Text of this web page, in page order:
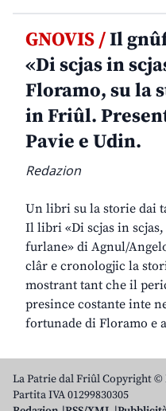
GNOVIS /Il
«Di scjas in
Floramo, su la
in Friûl.
Pavie e Udin.
Redazion
Un libri su la storie dai
Il libri «Di scjas in
furlane» di Agnul/
clâr e cronologjic la
mostrant tant che il
presince costante inte
fortunade di Floramo e
La Patrie dal Friûl Copyright ©
Partita IVA 01299830305